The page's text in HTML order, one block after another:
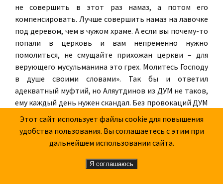
не совершить в этот раз намаз, а потом его
компенсировать. Лучше совершить намаз на лавочке
под деревом, чем в чужом храме. А если вы почему-то
попали в церковь и вам непременно нужно
помолиться, не смущайте прихожан церкви – для
верующего мусульманина это грех. Молитесь Господу
в душе своими словами». Так бы и ответил
адекватный муфтий, но Аляутдинов из ДУМ не таков,
ему каждый день нужен скандал. Без провокаций ДУМ
уже не может и создает их на ровном месте. Никогда
мусульмане не ходили в церковь совершать намазы, а
христиане не совались в мечеть с иконами и
крестами, если речь, конечно, не о захвате храмов и
переделывании их в свои. Такое история тоже знала.
Этот сайт использует файлы cookie для повышения
удобства пользования. Вы соглашаетесь с этим при
дальнейшем использовании сайта.
Я соглашаюсь